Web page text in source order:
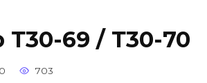
Т30-69 / Т30-70
0 703